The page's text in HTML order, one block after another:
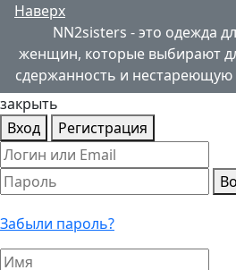
Наверх
NN2sisters - это одежда
женщин, которые выбирают
сдержанность и нестареющую
закрыть
Вход
Регистрация
Забыли пароль?